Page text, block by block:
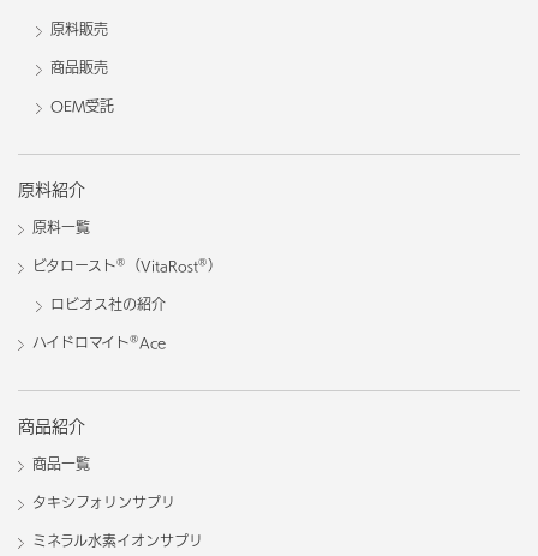
原料販売
商品販売
OEM受託
原料紹介
原料一覧
ビタロースト® （VitaRost® ）
ロビオス社の紹介
ハイドロマイト® Ace
商品紹介
商品一覧
タキシフォリンサプリ
ミネラル水素イオンサプリ